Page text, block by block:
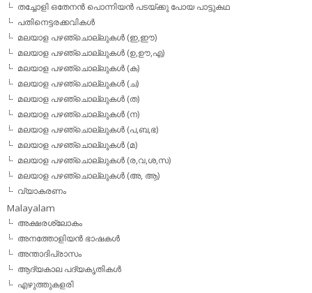
തച്ചോളി ഒതേനൻ പൊന്നിയൻ പടയ്‌ക്കു പോയ പാട്ടുകഥ
പതിനെട്ടരക്കവികള്‍
മലയാള പഴഞ്ചൊല്ലുകള്‍ (ഇ,ഈ)
മലയാള പഴഞ്ചൊല്ലുകള്‍ (ഉ,ഊ,എ)
മലയാള പഴഞ്ചൊല്ലുകള്‍ (ക)
മലയാള പഴഞ്ചൊല്ലുകള്‍ (ച)
മലയാള പഴഞ്ചൊല്ലുകള്‍ (ത)
മലയാള പഴഞ്ചൊല്ലുകള്‍ (ന)
മലയാള പഴഞ്ചൊല്ലുകള്‍ (പ,ബ,ഭ)
മലയാള പഴഞ്ചൊല്ലുകള്‍ (മ)
മലയാള പഴഞ്ചൊല്ലുകള്‍ (ര,വ,ശ,സ)
മലയാള പഴഞ്ചൊല്ലുകൾ (അ, ആ)
വ്യാകരണം
Malayalam
അക്ഷരശ്ലോകം
അനത്തോളിയന്‍ ഭാഷകള്‍
അന്താദിപ്രാസം
ആദ്യകാല പദ്യകൃതികള്‍
എഴുത്തുകളരി